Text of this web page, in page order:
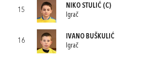
15
NIKO STULIĆ (C)
Igrač
16
IVANO BUŠKULIĆ
Igrač